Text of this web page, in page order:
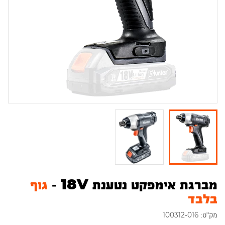
מברגת אימפקט נטענת 18V -
גוף
בלבד
מק"ט: 100312-016